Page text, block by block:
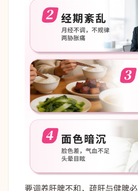
要调养肝脾不和，疏肝与健脾